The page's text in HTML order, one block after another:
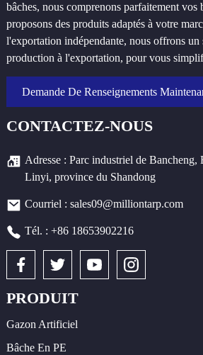
bâches, nous comprenons parfaitement vos
proposons des produits adaptés à votre
l'exportation indépendante, nous offrons un
production à l'exportation, pour vous
Demande De Renseignements
CONTACTEZ-NOUS
Adresse : Parc industriel de Bancheng,
Linyi, province du Shandong
Courriel : sales09@milliontarp.com
Tél. : +86 18653902216
PRODUIT
Gazon Artificiel
Bâche En PE